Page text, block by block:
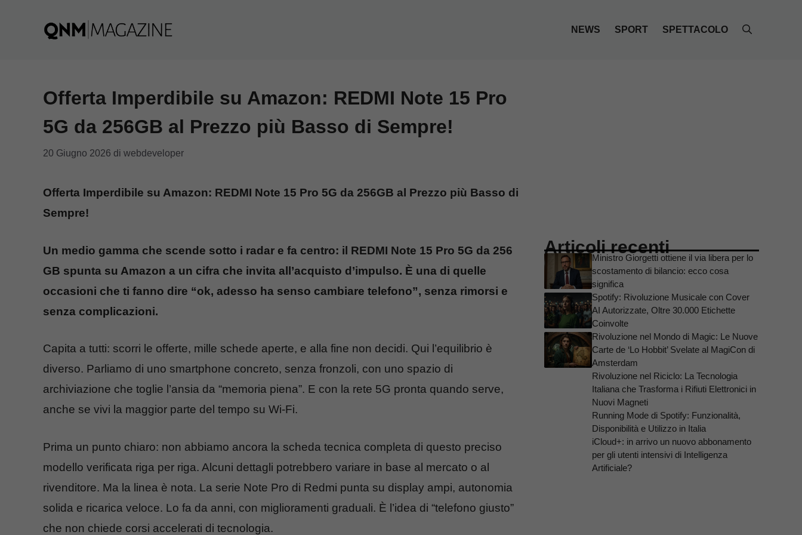
NEWS SPORT SPETTACOLO
Offerta Imperdibile su Amazon: REDMI Note 15 Pro
5G da 256GB al Prezzo più Basso di Sempre!
20 Giugno 2026 di webdeveloper
Offerta Imperdibile su Amazon: REDMI Note 15 Pro 5G da 256GB al Prezzo più Basso di
Sempre!
Un medio gamma che scende sotto i radar e fa centro: il REDMI Note 15 Pro 5G da 256
GB spunta su Amazon a un cifra che invita all’acquisto d’impulso. È una di quelle
occasioni che ti fanno dire “ok, adesso ha senso cambiare telefono”, senza rimorsi e
senza complicazioni.
Capita a tutti: scorri le offerte, mille schede aperte, e alla fine non decidi. Qui l’equilibrio è
diverso. Parliamo di uno smartphone concreto, senza fronzoli, con uno spazio di
archiviazione che toglie l’ansia da “memoria piena”. E con la rete 5G pronta quando serve,
anche se vivi la maggior parte del tempo su Wi‑Fi.
Prima un punto chiaro: non abbiamo ancora la scheda tecnica completa di questo preciso
modello verificata riga per riga. Alcuni dettagli potrebbero variare in base al mercato o al
rivenditore. Ma la linea è nota. La serie Note Pro di Redmi punta su display ampi, autonomia
solida e ricarica veloce. Lo fa da anni, con miglioramenti graduali. È l’idea di “telefono giusto”
che non chiede corsi accelerati di tecnologia.
Articoli recenti
Ministro Giorgetti ottiene il via libera per lo
scostamento di bilancio: ecco cosa
significa
Spotify: Rivoluzione Musicale con Cover
AI Autorizzate, Oltre 30.000 Etichette
Coinvolte
Rivoluzione nel Mondo di Magic: Le Nuove
Carte de ‘Lo Hobbit’ Svelate al MagiCon di
Amsterdam
Rivoluzione nel Riciclo: La Tecnologia
Italiana che Trasforma i Rifiuti Elettronici in
Nuovi Magneti
Running Mode di Spotify: Funzionalità,
Disponibilità e Utilizzo in Italia
iCloud+: in arrivo un nuovo abbonamento
per gli utenti intensivi di Intelligenza
Artificiale?